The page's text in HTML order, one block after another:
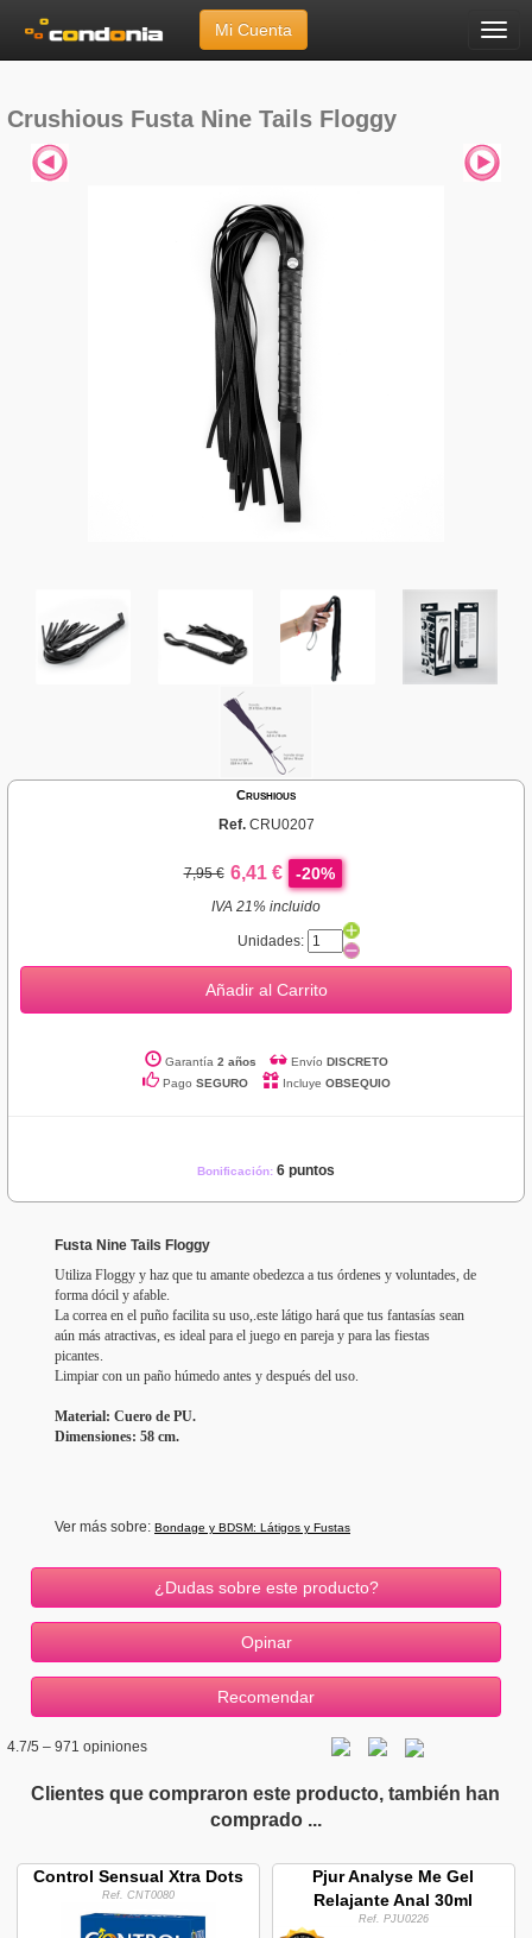
Menú
Mi Cuenta
»Fusta Nine Tails Floggy
Crushious Fusta Nine Tails Floggy
Crushious
Ref. CRU0207
7,95 € 6,41 € -20%
IVA 21% incluido
Unidades:
Añadir al Carrito
Garantía 2 años Envío DISCRETO
Pago SEGURO Incluye OBSEQUIO
Bonificación: 6 puntos
Fusta Nine Tails Floggy
Utiliza Floggy y haz que tu amante obedezca a tus órdenes y voluntades, de
forma dócil y afable.
La correa en el puño facilita su uso,.este látigo hará que tus fantasías sean
aún más atractivas, es ideal para el juego en pareja y para las fiestas
picantes.
Limpiar con un paño húmedo antes y después del uso.
Material: Cuero de PU.
Dimensiones: 58 cm.
Ver más sobre: Bondage y BDSM: Látigos y Fustas
¿Dudas sobre este producto?
4.7/5 – 971 opiniones
Clientes que compraron este producto, también han
comprado ...
Control Sensual Xtra Dots
Ref. CNT0080
Pjur Analyse Me Gel
Relajante Anal 30ml
Ref. PJU0226